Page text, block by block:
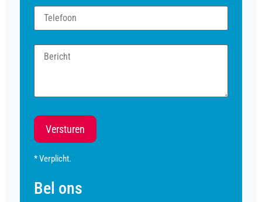
Versturen
* Verplicht.
Bel ons